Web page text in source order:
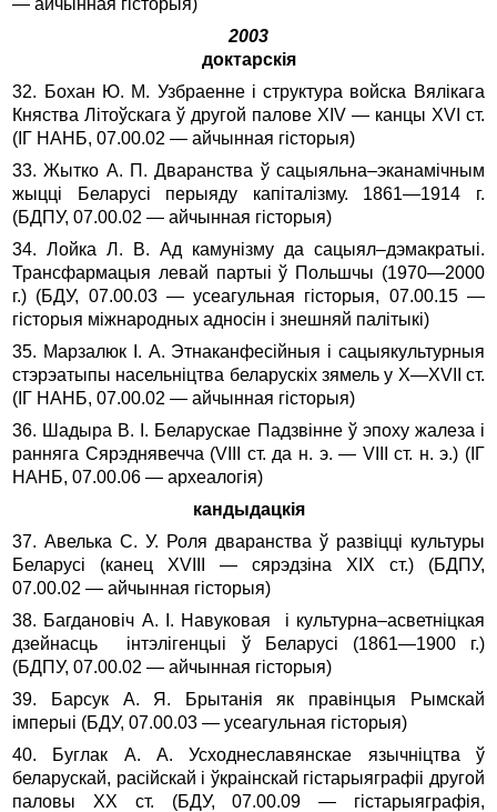
2003
доктарскія
32. Бохан Ю. М. Узбраенне і структура войска Вялікага
Княства Літоўскага ў другой палове ХIV — канцы ХVI ст.
(ІГ НАНБ, 07.00.02 — айчынная гісторыя)
33. Жытко А. П. Дваранства ў сацыяльна–эканамічным
жыцці Беларусі перыяду капіталізму. 1861—1914 г.
(БДПУ, 07.00.02 — айчынная гісторыя)
34. Лойка Л. В. Ад камунізму да сацыял–дэмакратыі.
Транс­фармацыя левай партыі ў Польшчы (1970—2000
г.) (БДУ, 07.00.03 — усеагульная гісторыя, 07.00.15 —
гісторыя міжнародных адносін і знешняй палітыкі)
35. Марзалюк І. А. Этнаканфесійныя і сацыякультурныя
стэрэа­тыпы насельніцтва беларускіх зямель у Х—ХVII ст.
(ІГ НАНБ, 07.00.02 — айчынная гісторыя)
36. Шадыра В. І. Беларускае Падзвінне ў эпоху жалеза і
ранняга Сярэднявечча (VIII ст. да н. э. — VIII ст. н. э.) (ІГ
НАНБ, 07.00.06 — археалогія)
кандыдацкія
37. Авелька С. У. Роля дваранства ў развіцці культуры
Беларусі (канец ХVIII — сярэдзіна XIX ст.) (БДПУ,
07.00.02 — айчынная гісторыя)
38. Багдановіч А. І. Навуковая і культурна–асветніцкая
дзейнасць інтэлігенцыі ў Беларусі (1861—1900 г.)
(БДПУ, 07.00.02 — айчынная гісторыя)
39. Барсук А. Я. Брытанія як правінцыя Рымскай
імперыі (БДУ, 07.00.03 — усеагульная гісторыя)
40. Буглак А. А. Усходнеславянскае язычніцтва ў
беларускай, расійскай і ўкраінскай гістарыяграфіі другой
паловы XX ст. (БДУ, 07.00.09 — гістарыяграфія,